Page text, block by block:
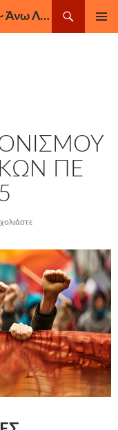
ΣΕΠΕ "Ηρώ Κωνσταντοπούλου" ~ Άνω Λιόσια, Ζεφύρι, Φυλή
ΠΕ